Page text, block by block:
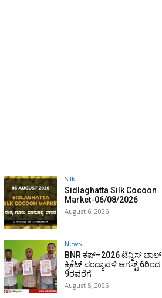
Silk
Sidlaghatta Silk Cocoon
Market-06/08/2026
August 6, 2026
News
BNR ಕಪ್–2026 ಟೆನ್ನಿಸ್ ಬಾಲ್
ಕ್ರಿಕೆಟ್ ಪಂದ್ಯಾವಳಿ ಆಗಸ್ಟ್ 6ರಿಂದ
9ರವರೆಗೆ
August 5, 2026